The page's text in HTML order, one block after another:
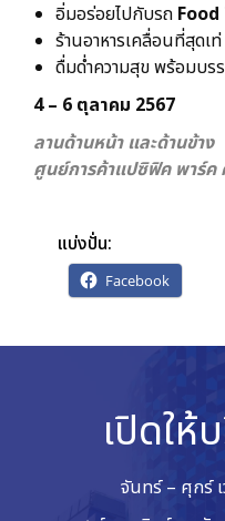
อิ่มอร่อยไปกับรถ
ร้านอาหารเคลื่อนที่สุดเท่
ดื่มด่ำความสุข พร้อมบร
4 – 6 ตุลาคม 2567
ลานด้านหน้า และด้านข้าง
ศูนย์การค้าแปซิฟิค พาร์ค
แบ่งปั่น:
Facebook
เปิดให้
จันทร์ – ศุกร์